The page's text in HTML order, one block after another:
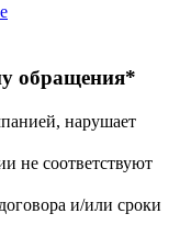
обращения*
нарушает
не соответствуют
и/или сроки